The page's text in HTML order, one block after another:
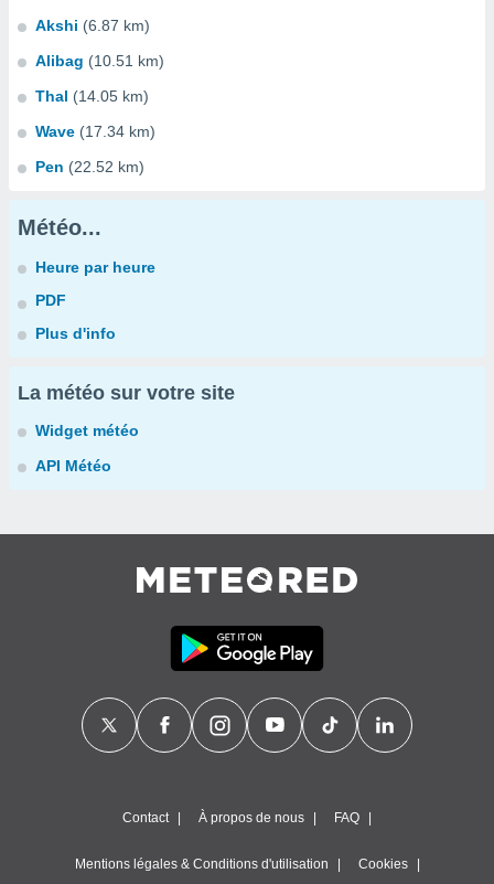
Akshi (6.87 km)
Alibag (10.51 km)
Thal (14.05 km)
Wave (17.34 km)
Pen (22.52 km)
Météo...
Heure par heure
PDF
Plus d'info
La météo sur votre site
Widget météo
API Météo
Contact À propos de nous FAQ
Mentions légales & Conditions d'utilisation Cookies